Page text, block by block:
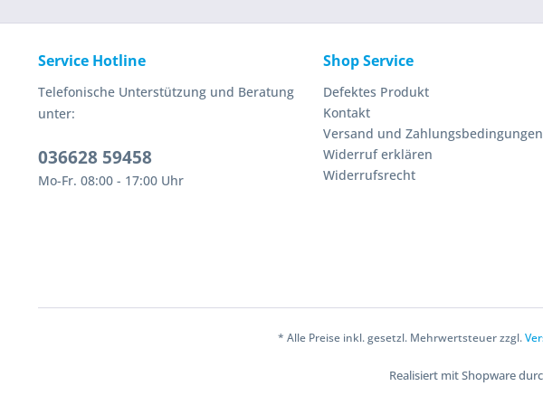
Service Hotline
Telefonische Unterstützung und Beratung
unter:
036628 59458
Mo-Fr. 08:00 - 17:00 Uhr
Shop Service
Defektes Produkt
Kontakt
Versand und Zahlungsbedingungen
Widerruf erklären
Widerrufsrecht
* Alle Preise inkl. gesetzl. Mehrwertsteuer zzgl.
Realisiert mit Shopware